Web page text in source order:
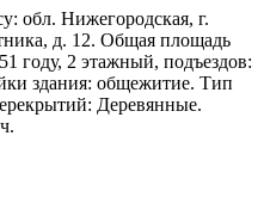
обл. Нижегородская, г.
д. 12. Общая площадь
году, 2 этажный, подъездов:
здания: общежитие. Тип
Деревянные.